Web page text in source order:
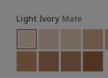
Light Ivory Mate
seleccionado
Out of stock